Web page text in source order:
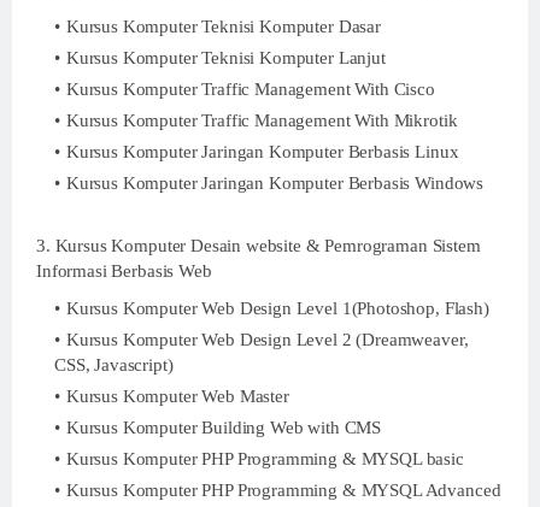
Kursus Komputer Teknisi Komputer Dasar
Kursus Komputer Teknisi Komputer Lanjut
Kursus Komputer Traffic Management With Cisco
Kursus Komputer Traffic Management With Mikrotik
Kursus Komputer Jaringan Komputer Berbasis Linux
Kursus Komputer Jaringan Komputer Berbasis Windows
3. Kursus Komputer Desain website & Pemrograman Sistem
Informasi Berbasis Web
Kursus Komputer Web Design Level 1(Photoshop, Flash)
Kursus Komputer Web Design Level 2 (Dreamweaver,
CSS, Javascript)
Kursus Komputer Web Master
Kursus Komputer Building Web with CMS
Kursus Komputer PHP Programming & MYSQL basic
Kursus Komputer PHP Programming & MYSQL Advanced